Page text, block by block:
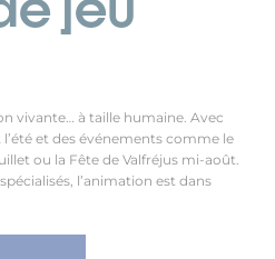
vivante… à taille humaine. Avec
et des événements comme le
ou la Fête de Valfréjus mi-août.
l’animation est dans